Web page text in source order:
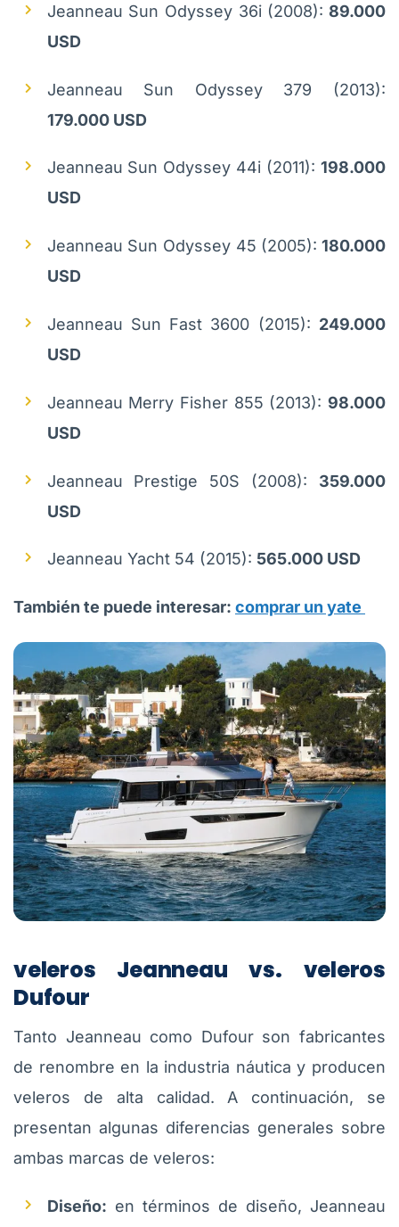
Jeanneau Sun Odyssey 36i (2008): 89.000
USD
Jeanneau Sun Odyssey 379 (2013):
179.000 USD
Jeanneau Sun Odyssey 44i (2011): 198.000
USD
Jeanneau Sun Odyssey 45 (2005): 180.000
USD
Jeanneau Sun Fast 3600 (2015): 249.000
USD
Jeanneau Merry Fisher 855 (2013): 98.000
USD
Jeanneau Prestige 50S (2008): 359.000
USD
Jeanneau Yacht 54 (2015): 565.000 USD
También te puede interesar: comprar un yate
veleros Jeanneau vs. veleros
Dufour
Tanto Jeanneau como Dufour son fabricantes
de renombre en la industria náutica y producen
veleros de alta calidad. A continuación, se
presentan algunas diferencias generales sobre
ambas marcas de veleros:
Diseño: en términos de diseño, Jeanneau